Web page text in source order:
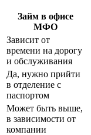
Займ в офисе
МФО
Зависит от
времени на дорогу
и обслуживания
Да, нужно прийти
в отделение с
паспортом
Может быть выше,
в зависимости от
компании